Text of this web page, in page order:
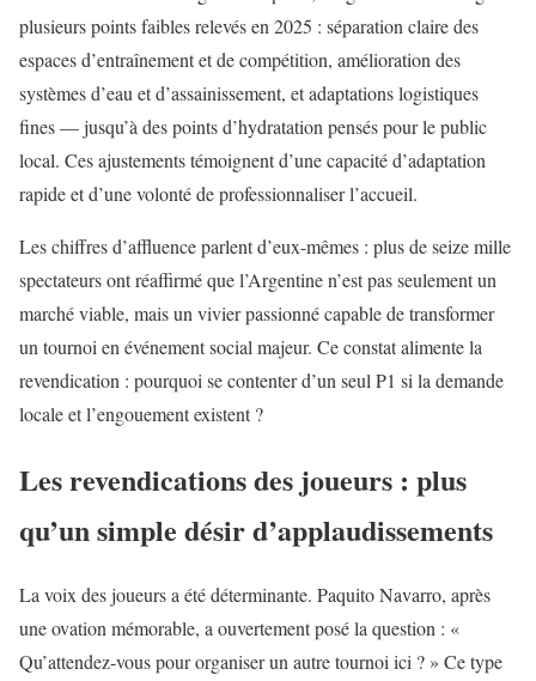
plusieurs points faibles relevés en 2025 : séparation claire des
espaces d’entraînement et de compétition, amélioration des
systèmes d’eau et d’assainissement, et adaptations logistiques
fines — jusqu’à des points d’hydratation pensés pour le public
local. Ces ajustements témoignent d’une capacité d’adaptation
rapide et d’une volonté de professionnaliser l’accueil.
Les chiffres d’affluence parlent d’eux-mêmes : plus de seize mille
spectateurs ont réaffirmé que l’Argentine n’est pas seulement un
marché viable, mais un vivier passionné capable de transformer
un tournoi en événement social majeur. Ce constat alimente la
revendication : pourquoi se contenter d’un seul P1 si la demande
locale et l’engouement existent ?
Les revendications des joueurs : plus
qu’un simple désir d’applaudissements
La voix des joueurs a été déterminante. Paquito Navarro, après
une ovation mémorable, a ouvertement posé la question : «
Qu’attendez-vous pour organiser un autre tournoi ici ? » Ce type